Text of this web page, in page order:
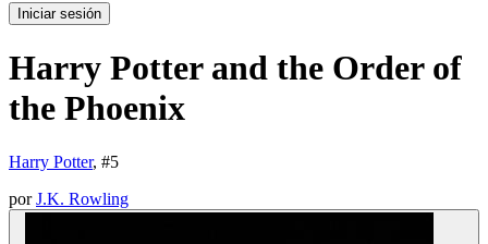
Iniciar sesión
Harry Potter and the Order of
the Phoenix
Harry Potter, #5
porJ.K. Rowling